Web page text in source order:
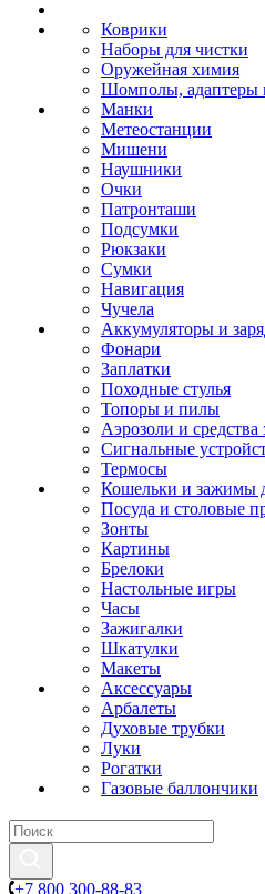
Коврики
Наборы для чистки
Оружейная химия
Шомполы, адаптеры
Манки
Метеостанции
Мишени
Наушники
Очки
Патронташи
Подсумки
Рюкзаки
Сумки
Навигация
Чучела
Аккумуляторы и
Фонари
Заплатки
Походные стулья
Топоры и пилы
Аэрозоли и
Сигнальные
Термосы
Кошельки и зажимы
Посуда и столовые
Зонты
Картины
Брелоки
Настольные игры
Часы
Зажигалки
Шкатулки
Макеты
Аксессуары
Арбалеты
Духовые трубки
Луки
Рогатки
Газовые баллончики
+7 800 300-88-83